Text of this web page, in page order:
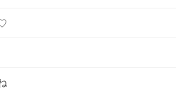
…